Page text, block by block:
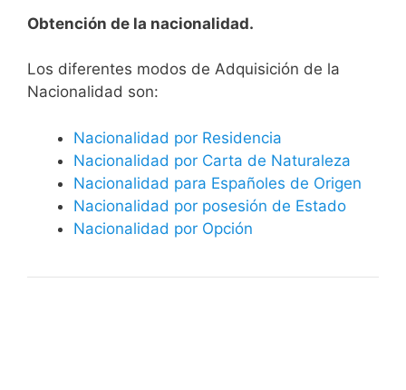
Obtención de la nacionalidad.
​​​Los diferentes modos de Adquisición de la
Nacionalidad son:
Nacionalidad por Residencia
Nacionalidad por Carta de Naturaleza
Nacionalidad para Españoles de Origen
Nacionalidad por posesión de Estado
Nacionalidad por Opción